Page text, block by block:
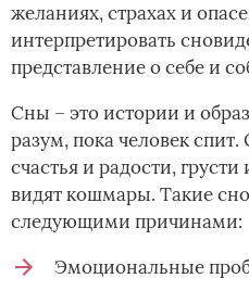
желаниях, страхах и
интерпретировать
представление о себе и
Сны – это истории и
разум, пока человек
счастья и радости,
видят кошмары. Такие
следующими причинами:
Эмоциональные